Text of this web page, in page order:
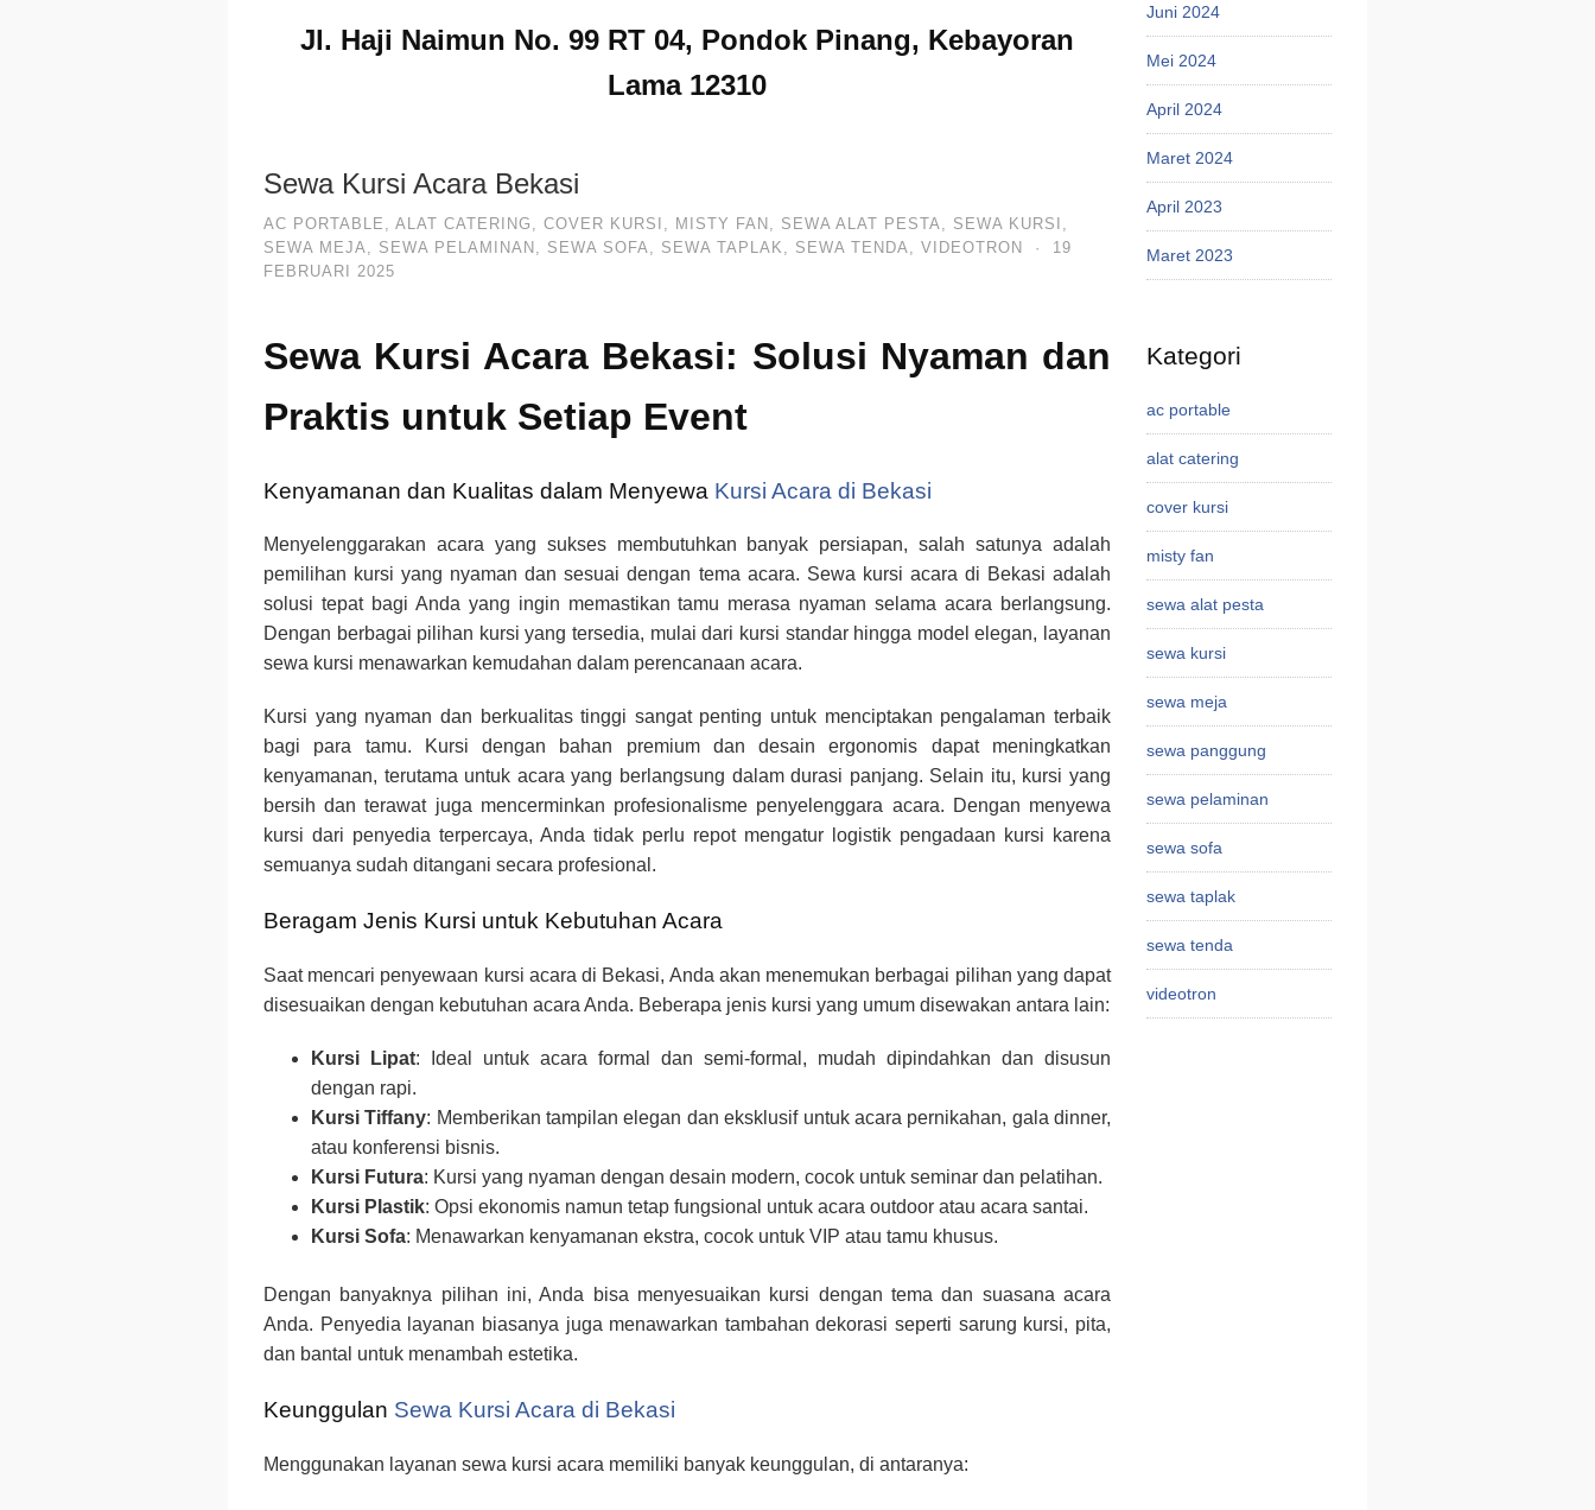
Jl. Haji Naimun No. 99 RT 04, Pondok Pinang, Kebayoran
Lama 12310
Sewa Kursi Acara Bekasi
AC PORTABLE ALAT CATERING COVER KURSI MISTY FAN SEWA ALAT PESTA SEWA KURSI
SEWA MEJA
SEWA PELAMINAN SEWA SOFA SEWA TAPLAK SEWA TENDA VIDEOTRON ·
19
FEBRUARI 2025
Sewa Kursi Acara Bekasi: Solusi Nyaman dan
Praktis untuk Setiap Event
Kenyamanan dan Kualitas dalam Menyewa Kursi Acara di Bekasi
Menyelenggarakan acara yang sukses membutuhkan banyak persiapan, salah satunya adalah
pemilihan kursi yang nyaman dan sesuai dengan tema acara. Sewa kursi acara di Bekasi adalah
solusi tepat bagi Anda yang ingin memastikan tamu merasa nyaman selama acara berlangsung.
Dengan berbagai pilihan kursi yang tersedia, mulai dari kursi standar hingga model elegan, layanan
sewa kursi menawarkan kemudahan dalam perencanaan acara.
Kursi yang nyaman dan berkualitas tinggi sangat penting untuk menciptakan pengalaman terbaik
bagi para tamu. Kursi dengan bahan premium dan desain ergonomis dapat meningkatkan
kenyamanan, terutama untuk acara yang berlangsung dalam durasi panjang. Selain itu, kursi yang
bersih dan terawat juga mencerminkan profesionalisme penyelenggara acara. Dengan menyewa
kursi dari penyedia terpercaya, Anda tidak perlu repot mengatur logistik pengadaan kursi karena
semuanya sudah ditangani secara profesional.
Beragam Jenis Kursi untuk Kebutuhan Acara
Saat mencari penyewaan kursi acara di Bekasi, Anda akan menemukan berbagai pilihan yang dapat
disesuaikan dengan kebutuhan acara Anda. Beberapa jenis kursi yang umum disewakan antara lain:
Kursi Lipat: Ideal untuk acara formal dan semi-formal, mudah dipindahkan dan disusun
dengan rapi.
Kursi Tiffany: Memberikan tampilan elegan dan eksklusif untuk acara pernikahan, gala dinner,
atau konferensi bisnis.
Kursi Futura: Kursi yang nyaman dengan desain modern, cocok untuk seminar dan pelatihan.
Kursi Plastik: Opsi ekonomis namun tetap fungsional untuk acara outdoor atau acara santai.
Kursi Sofa: Menawarkan kenyamanan ekstra, cocok untuk VIP atau tamu khusus.
Dengan banyaknya pilihan ini, Anda bisa menyesuaikan kursi dengan tema dan suasana acara
Anda. Penyedia layanan biasanya juga menawarkan tambahan dekorasi seperti sarung kursi, pita,
dan bantal untuk menambah estetika.
Keunggulan Sewa Kursi Acara di Bekasi
Menggunakan layanan sewa kursi acara memiliki banyak keunggulan, di antaranya:
Juni 2024
Mei 2024
April 2024
Maret 2024
April 2023
Maret 2023
Kategori
ac portable
alat catering
cover kursi
misty fan
sewa alat pesta
sewa kursi
sewa meja
sewa panggung
sewa pelaminan
sewa sofa
sewa taplak
sewa tenda
videotron